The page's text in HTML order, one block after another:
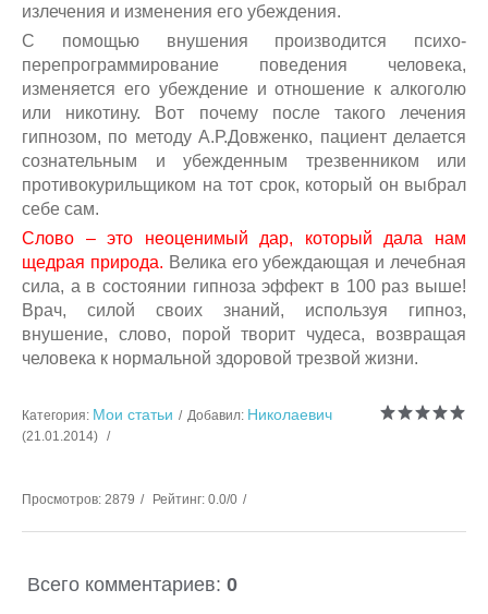
излечения и изменения его убеждения.
С помощью внушения производится психо-
перепрограммирование поведения человека,
изменяется его убеждение и отношение к алкоголю
или никотину. Вот почему после такого лечения
гипнозом, по методу А.Р.Довженко, пациент делается
сознательным и убежденным трезвенником или
противокурильщиком на тот срок, который он выбрал
себе сам.
Слово – это неоценимый дар, который дала нам
щедрая природа. Велика его убеждающая и лечебная
сила, а в состоянии гипноза эффект в 100 раз выше!
Врач, силой своих знаний, используя гипноз,
внушение, слово, порой творит чудеса, возвращая
человека к нормальной здоровой трезвой жизни.
Категория: Мои статьи Добавил: Николаевич
(21.01.2014)
Просмотров: 2879 Рейтинг: 0.0/0
Всего комментариев: 0